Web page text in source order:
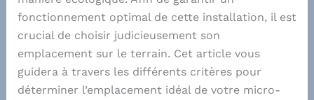
fonctionnement optimal de cette installation, il est
crucial de choisir judicieusement son
emplacement sur le terrain. Cet article vous
guidera à travers les différents critères pour
déterminer l’emplacement idéal de votre micro-